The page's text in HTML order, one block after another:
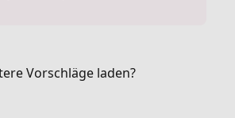
Vorschläge laden?